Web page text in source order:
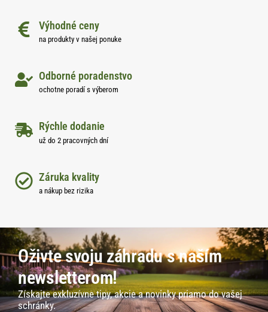
Výhodné ceny
na produkty v našej ponuke
Odborné poradenstvo
ochotne poradí s výberom
Rýchle dodanie
už do 2 pracovných dní
Záruka kvality
a nákup bez rizika
Oživte svoju záhradu s naším
newsletterom!
Získajte exkluzívne tipy, akcie a novinky priamo do vašej
schránky.